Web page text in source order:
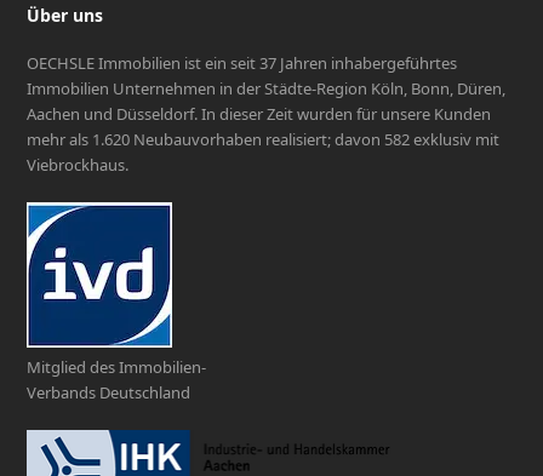
Über uns
OECHSLE Immobilien ist ein seit 37 Jahren inhabergeführtes
Immobilien Unternehmen in der Städte-Region Köln, Bonn, Düren,
Aachen und Düsseldorf. In dieser Zeit wurden für unsere Kunden
mehr als 1.620 Neubauvorhaben realisiert; davon 582 exklusiv mit
Viebrockhaus.
Mitglied des Immobilien-
Verbands Deutschland